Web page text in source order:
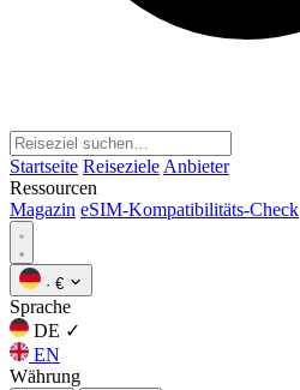
Startseite Reiseziele Anbieter
Ressourcen
Magazin eSIM-Kompatibilitäts-Check
· €
Sprache
DE ✓
EN
Währung